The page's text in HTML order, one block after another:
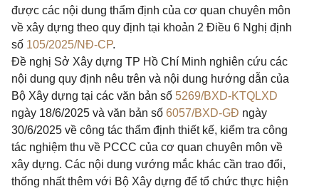
được các nội dung thẩm định của cơ quan chuyên môn
về xây dựng theo quy định tại khoản 2 Điều 6 Nghị định
số 105/2025/NĐ-CP.
Đề nghị Sở Xây dựng TP Hồ Chí Minh nghiên cứu các
nội dung quy định nêu trên và nội dung hướng dẫn của
Bộ Xây dựng tại các văn bản số 5269/BXD-KTQLXD
ngày 18/6/2025 và văn bản số 6057/BXD-GĐ ngày
30/6/2025 về công tác thẩm định thiết kế, kiểm tra công
tác nghiệm thu về PCCC của cơ quan chuyên môn về
xây dựng. Các nội dung vướng mắc khác cần trao đổi,
thống nhất thêm với Bộ Xây dựng để tổ chức thực hiện